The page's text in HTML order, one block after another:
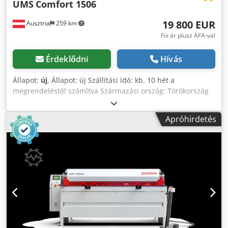
Ausztria 259 km
UMS Comfort 1506
19 800 EUR
Fix ár plusz ÁFA-val
Érdeklődni Hívás
Állapot: új, Állapot: új Szállítási idő: kb. 10 hét a
megrendeléstől számítva Származási ország: Törökország
Ár: 19 800 € Lízingdíj: 380,16 € Vágási hossz: 1550 mm Max.
lemezvastagság - szerkezeti acél: 6 mm Löketek száma: 30
1/perc Vágási szög: 2,3° Hátsó ütköző: 750 mm Motor
teljesítmény: 7,5 kW Asztal magassága: 800 mm Asztal
szélessége: 530 mm Asztal hossza: 1855 mm Gép hossza:
2220 mm Szélesség: 1630 mm Magasság: 1230 mm Súly:
2900 kg A gépek masszív, hegesztett acélszerkezettel
rendelkeznek a maximális vágási pontosság érdekében.
Motoros hátsó ütköző 750 mm, golyósorsós hajtás, NC
vezérlés 2 vágóél a felső késen és 4 vágóél az alsó késen
Oldalsó ütköző 1000 mm mérőskálával, T-horonnyal és
ütközőütközővel 2 támasztókar Mechanikus anyagleszorítók
Apróhirdetés